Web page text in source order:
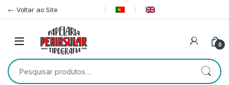
← Voltar ao Site
0
Pesquisar por: